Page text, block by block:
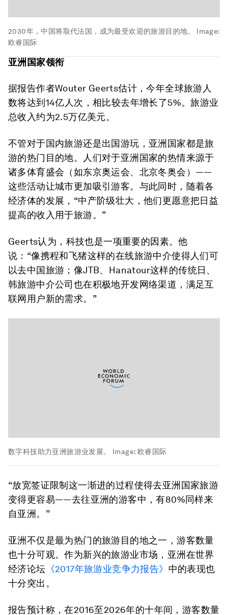
2030年，中国将取代法国，成为最受欢迎的旅游目的地。
Image:
欧睿国际
亚洲国家领衔
据报告作者Wouter Geerts估计，今年全球旅游人
数将达到14亿人次，相比较去年增长了5%。旅游业
总收入约为2.5万亿美元。
不管对于国内旅游还是出国游玩，亚洲国家都是旅
游的热门目的地。人们对于亚洲国家的热情来源于
诸多体育盛会（如东京奥运会、北京冬奥会）——
这些活动让城市更加吸引游客。与此同时，随着各
经济体的发展，“中产阶级壮大，他们更愿意把日益
提高的收入用于旅游。”
Geerts认为，科技也是一项重要的因素。他
说：“像携程和飞猪这样的在线旅游中介使得人们可
以去中国旅游；像JTB、Hanatour这样的传统日、
韩旅游中介公司也在积极地开发网络渠道，满足互
联网用户新的需求。”
数字科技助力亚洲旅游业发展。 Image: 欧睿国际
“放宽签证限制这一渐进的过程使得去亚洲国家旅游
变得更容易——去往亚洲的游客中，有80%同样来
自亚洲。”
亚洲不仅是最为热门的旅游目的地之一，游客数量
也十分可观。作为新兴的旅游业市场，亚洲在世界
经济论坛 《2017年旅游业竞争力报告》 中的表现也
十分突出。
报告预计称，在2016至2026年的十年间，游客数量